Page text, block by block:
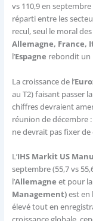
vs 110,9 en
réparti entre les
recul, seul le moral
Allemagne, France,
l’Espagne rebondit un
La croissance de l’
au T2) faisant passer
chiffres devraient
réunion de décembre
ne devrait pas fixer
L’IHS Markit US
septembre (55,7 vs
l’Allemagne et pour la
Management)est en
élevé tout en